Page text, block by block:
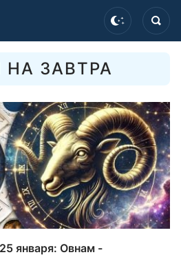
НА ЗАВТРА
января: Овнам -